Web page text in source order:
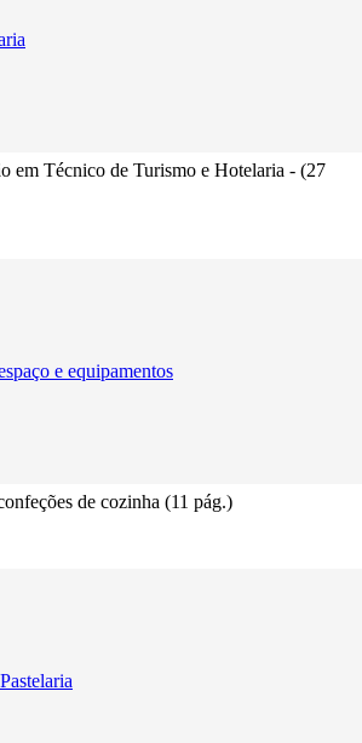
em Técnico de Turismo e Hotelaria - (27
e equipamentos
de cozinha (11 pág.)